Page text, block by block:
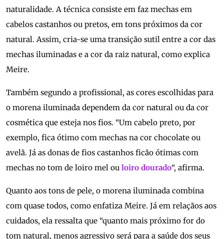
naturalidade. A técnica consiste em faz mechas em
cabelos castanhos ou pretos, em tons próximos da cor
natural. Assim, cria-se uma transição sutil entre a cor das
mechas iluminadas e a cor da raiz natural, como explica
Meire.
Também segundo a profissional, as cores escolhidas para
o morena iluminada dependem da cor natural ou da cor
cosmética que esteja nos fios. “Um cabelo preto, por
exemplo, fica ótimo com mechas na cor chocolate ou
avelã. Já as donas de fios castanhos ficão ótimas com
mechas no tom de loiro mel ou loiro dourado“, afirma.
Quanto aos tons de pele, o morena iluminada combina
com quase todos, como enfatiza Meire. Já em relaçãos aos
cuidados, ela ressalta que “quanto mais próximo for do
tom natural, menos agressivo será para a saúde dos seus